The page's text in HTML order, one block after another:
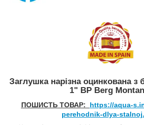
Заглушка нарізна оцинкована з
1" ВР Berg
ПОШИСТЬ ТОВАР: https://aqua-
perehodnik-dlya-